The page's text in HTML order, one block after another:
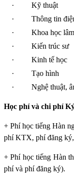
·
Kỹ thuật
·
Thông tin
·
Khoa học
·
Kiến trúc sư
·
Kinh tế học
·
Tạo hình
·
Nghệ thuật,
Học phí và chi phí
+ Phí học tiếng Hàn
phí KTX, phí đăng
+ Phí học tiếng Hàn
phí và phí đăng ký).